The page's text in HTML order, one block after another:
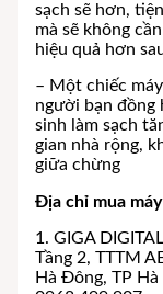
sạch sẽ hơn,
mà sẽ không
hiệu quả hơn
– Một chiếc
người bạn đồng
sinh làm sạch
gian nhà rộng,
giữa chừng
Địa chỉ mua
1. GIGA
Tầng 2, TTTM
Hà Đông, TP Hà